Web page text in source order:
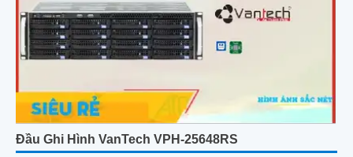
Đầu Ghi Hình VanTech VPH-25648RS